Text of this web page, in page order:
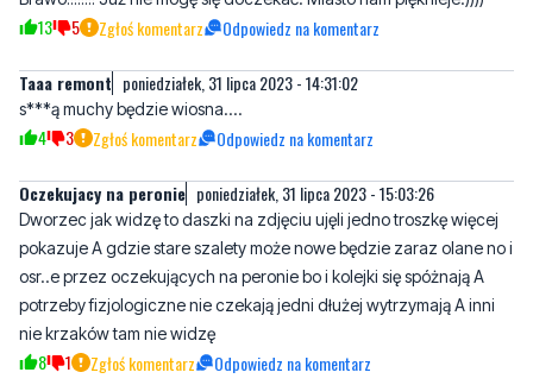
s***ą muchy będzie wiosna....
Oczekujacy na peronie poniedziałek, 31 lipca 2023 - 15:03:26
Dworzec jak widzę to daszki na zdjęciu ujęli jedno troszkę więcej
osr..e przez oczekujących na peronie bo i kolejki się spóżnają A
potrzeby fizjologiczne nie czekają jedni dłużej wytrzymają A inni
nie krzaków tam nie widzę
8 1 Zgłoś komentarz Odpowiedz na komentarz
wejherowiak poniedziałek, 31 lipca 2023 - 15:58:48
Pamiętam ten dworzec sprzed wielu lat. Piękna czerwona cegła i